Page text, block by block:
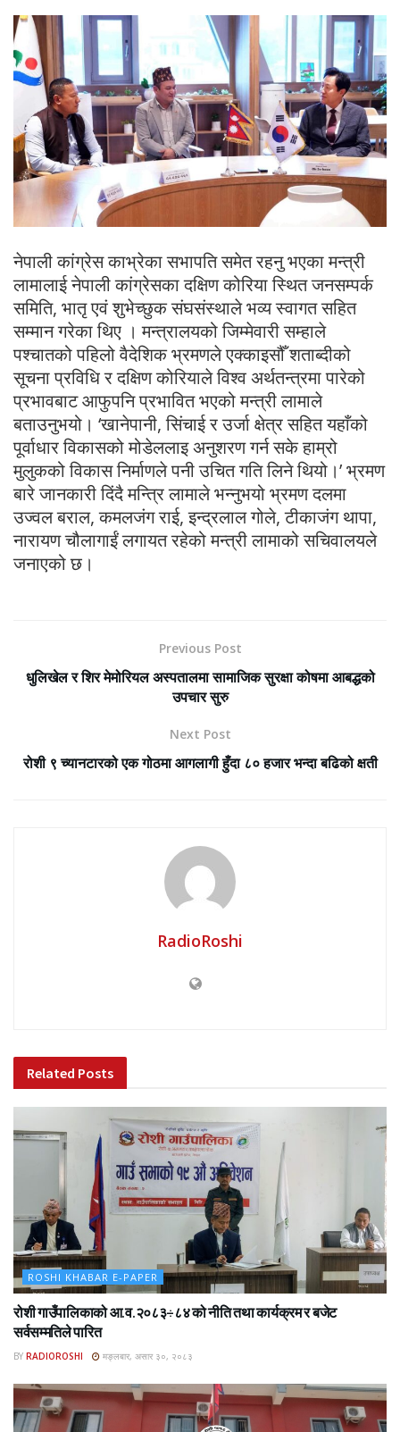
नेपाली कांग्रेस काभ्रेका सभापति समेत रहनु भएका मन्त्री
लामालाई नेपाली कांग्रेसका दक्षिण कोरिया स्थित जनसम्पर्क
समिति, भातृ एवं शुभेच्छुक संघसंस्थाले भव्य स्वागत सहित
सम्मान गरेका थिए । मन्त्रालयको जिम्मेवारी सम्हाले
पश्चातको पहिलो वैदेशिक भ्रमणले एक्काइसौँ शताब्दीको
सूचना प्रविधि र दक्षिण कोरियाले विश्व अर्थतन्त्रमा पारेको
प्रभावबाट आफुपनि प्रभावित भएको मन्त्री लामाले
बताउनुभयो। ‘खानेपानी, सिंचाई र उर्जा क्षेत्र सहित यहाँको
पूर्वाधार विकासको मोडेललाइ अनुशरण गर्न सके हाम्रो
मुलुकको विकास निर्माणले पनी उचित गति लिने थियो।’ भ्रमण
बारे जानकारी दिंदै मन्त्रि लामाले भन्नुभयो भ्रमण दलमा
उज्वल बराल, कमलजंग राई, इन्द्रलाल गोले, टीकाजंग थापा,
नारायण चौलागाईं लगायत रहेको मन्त्री लामाको सचिवालयले
जनाएको छ।
Previous Post
धुलिखेल र शिर मेमोरियल अस्पतालमा सामाजिक सुरक्षा कोषमा आबद्धको
उपचार सुरु
Next Post
रोशी ९ च्यानटारको एक गोठमा आगलागी हुँदा ८० हजार भन्दा बढिको क्षती
RadioRoshi
Related Posts
ROSHI KHABAR E-PAPER
रोशी गाउँपालिकाको आ.व.२०८३÷८४ को नीति तथा कार्यक्रम र बजेट
सर्वसम्मतिले पारित
BY RADIOROSHI मङ्लबार, असार ३०, २०८३